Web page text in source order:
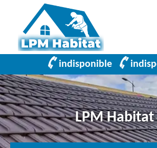
indisponible
LPM Habitat